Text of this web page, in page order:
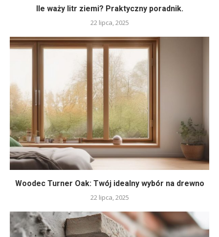
Ile waży litr ziemi? Praktyczny poradnik.
22 lipca, 2025
Woodec Turner Oak: Twój idealny wybór na drewno
22 lipca, 2025